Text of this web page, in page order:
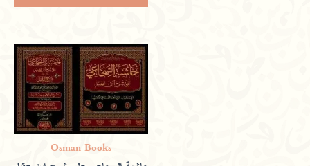
Osman Books